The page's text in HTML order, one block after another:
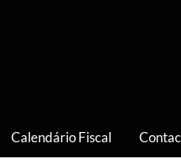
Calendário Fiscal